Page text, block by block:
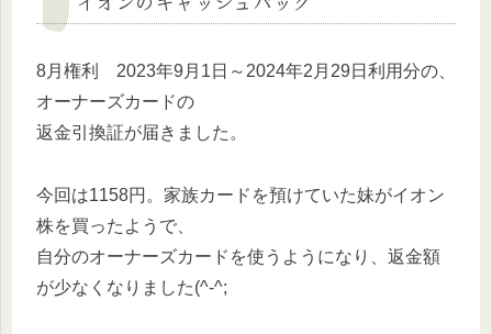
8月権利 2023年9月1日～2024年2月29日利用分の、
オーナーズカードの
返金引換証が届きました。
今回は1158円。家族カードを預けていた妹がイオン
株を買ったようで、
自分のオーナーズカードを使うようになり、返金額
が少なくなりました(^-^;